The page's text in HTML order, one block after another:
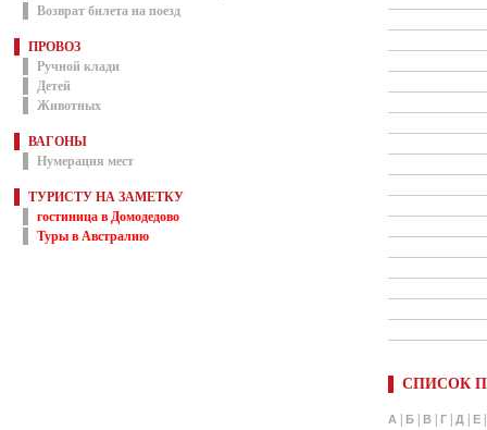
Возврат билета на поезд
ПРОВОЗ
Ручной клади
Детей
Животных
ВАГОНЫ
Нумерация мест
ТУРИСТУ НА ЗАМЕТКУ
гостиница в Домодедово
Туры в Австралию
СПИСОК
А Б В Г Д Е